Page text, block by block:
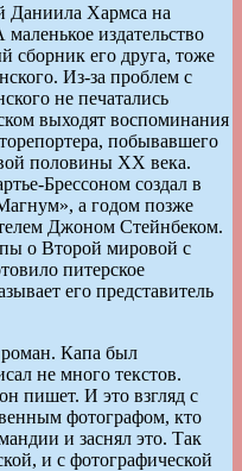
Даниила Хармса на
издательство
сборник его друга, тоже
Из-за проблем с
не печатались
выходят воспоминания
побывавшего
половины XX века.
Брессоном создал в
а годом позже
Джоном Стейнбеком.
о Второй мировой с
питерское
его представитель
Капа был
не много текстов.
пишет. И это взгляд с
фотографом, кто
и заснял это. Так
и с фотографической